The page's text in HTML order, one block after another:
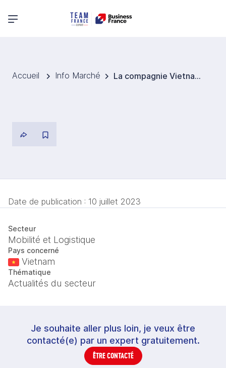
Menu principal
Accueil Info Marché La compagnie Vietnam Maritime Corporation (VIMC) prévoit un bénéfice de plus de 58,18 M EUR en 2023
Date de publication : 10 juillet 2023
Secteur
Mobilité et Logistique
Pays concerné
Vietnam
Thématique
Actualités du secteur
Je souhaite aller plus loin, je veux être
contacté(e) par un expert gratuitement.
ÊTRE CONTACTÉ